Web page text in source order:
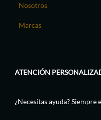
Nosotros
Marcas
ATENCIÓN
¿Necesitas ayuda?